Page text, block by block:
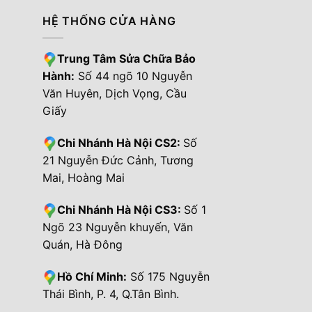
HỆ THỐNG CỬA HÀNG
Trung Tâm Sửa Chữa Bảo
Hành: Số 44 ngõ 10 Nguyễn
Văn Huyên, Dịch Vọng, Cầu
Giấy
Chi Nhánh Hà Nội CS2: Số
21 Nguyễn Đức Cảnh, Tương
Mai, Hoàng Mai
Chi Nhánh Hà Nội CS3: Số 1
Ngõ 23 Nguyễn khuyến, Văn
Quán, Hà Đông
Hồ Chí Minh: Số 175 Nguyễn
Thái Bình, P. 4, Q.Tân Bình.